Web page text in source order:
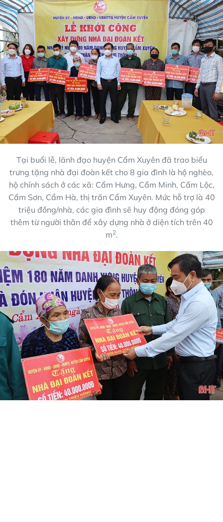
Tại buổi lễ, lãnh đạo huyện Cẩm Xuyên đã trao biểu
trưng tặng nhà đại đoàn kết cho 8 gia đình là hộ nghèo,
hộ chính sách ở các xã: Cẩm Hưng, Cẩm Minh, Cẩm Lộc,
Cẩm Sơn, Cẩm Hà, thị trấn Cẩm Xuyên. Mức hỗ trợ là 40
triệu đồng/nhà, các gia đình sẽ huy động đóng góp
thêm từ người thân để xây dựng nhà ở diện tích trên 40
m2.